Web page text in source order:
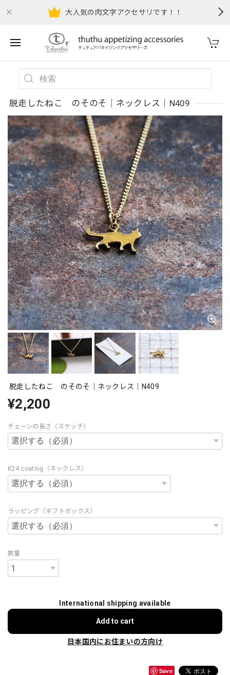
大人気の肉文字アクセサリです！！
脱走したねこ のそのそ｜ネックレス｜N409
脱走したねこ のそのそ｜ネックレス｜N409
¥2,200
チェーンの長さ（スケッチ）
K24 coating（ネックレス）
ラッピング（ギフトボックス）
数量
International shipping available
Add to cart
日本国内にお住まいの方向け
Save